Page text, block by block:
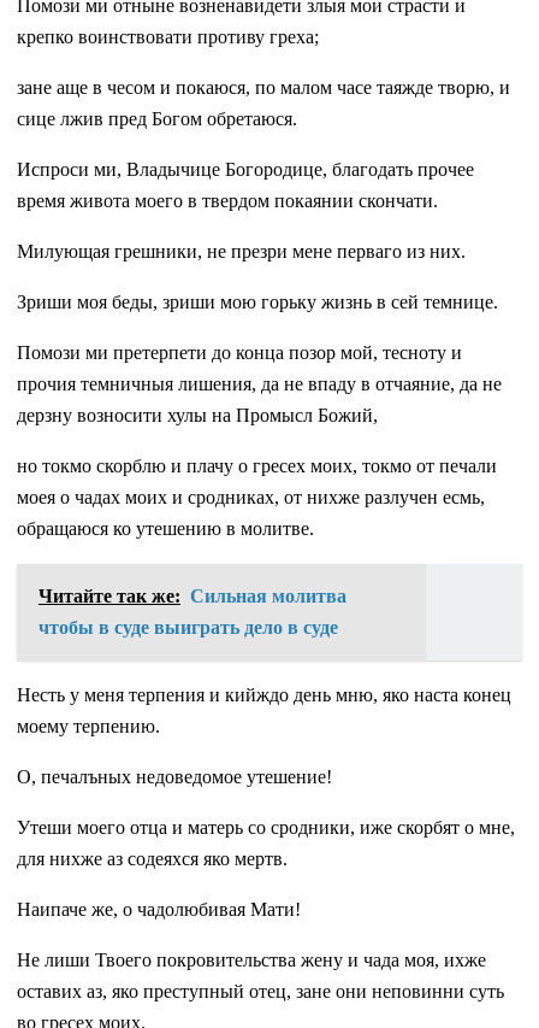
Помози ми отныне возненавидети злыя мои страсти и
крепко воинствовати противу греха;
зане аще в чесом и покаюся, по малом часе таяжде творю, и
сице лжив пред Богом обретаюся.
Испроси ми, Владычице Богородице, благодать прочее
время живота моего в твердом покаянии скончати.
Милующая грешники, не презри мене перваго из них.
Зриши моя беды, зриши мою горьку жизнь в сей темнице.
Помози ми претерпети до конца позор мой, тесноту и
прочия темничныя лишения, да не впаду в отчаяние, да не
дерзну возносити хулы на Промысл Божий,
но токмо скорблю и плачу о гресех моих, токмо от печали
моея о чадах моих и сродниках, от нихже разлучен есмь,
обращаюся ко утешению в молитве.
Читайте так же: Сильная молитва
чтобы в суде выиграть дело в суде
Несть у меня терпения и кийждо день мню, яко наста конец
моему терпению.
О, печалъных недоведомое утешение!
Утеши моего отца и матерь со сродники, иже скорбят о мне,
для нихже аз содеяхся яко мертв.
Наипаче же, о чадолюбивая Мати!
Не лиши Твоего покровительства жену и чада моя, ихже
оставих аз, яко преступный отец, зане они неповинни суть
во гресех моих.